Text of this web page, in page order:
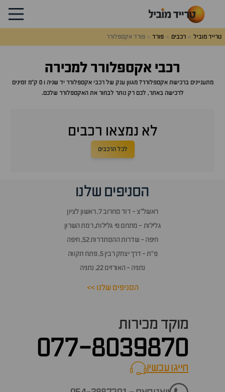
טרייד מוביל רכבים פורד פורד אקספלורר
רכבי אקספלורר למכירה
מתעניינים ברכישתאקספלורר? מגוון ענק של רכביאקספלורר
יד שניה ו 0 ק"מ זמינים
לרכישה באתר, לכם רק נותר לבחור את האקספלורר שלכם.
לא נמצאו רכבים
לכל הרכבים
הסניפים שלנו
ראשל״צ - דוד סחרוב 7, ראשון לציון
גלילות - מתחם פי גלילות, רמת השרון
חיפה - שדרות ההסתדרות 52, חיפה
פ״ת - דרך יצחק רבין 5, פתח תקווה
נתניה - האורזים 22, נתניה
הסניפים שלנו >>
מוקד מכירות
077-8039870
חייגו עכשיוcall now